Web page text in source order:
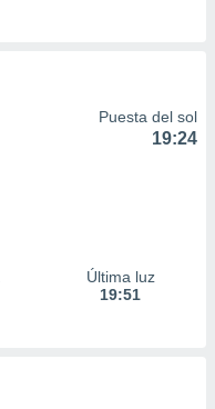
Puesta del sol
19:24
Última luz
19:51